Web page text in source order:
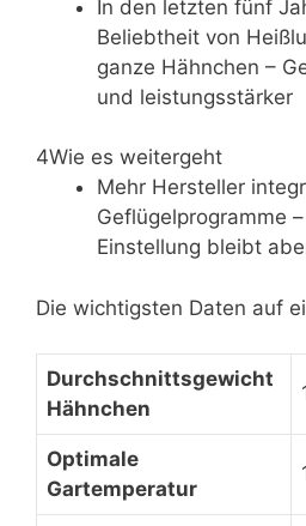
In den letzten fünf
Beliebtheit von
ganze Hähnchen –
und leistungsstärker
4Wie es weitergeht
Mehr Hersteller
Geflügelprogramme
Einstellung bleibt
Die wichtigsten Daten auf
Durchschnittsgewicht
Hähnchen
Optimale
Gartemperatur